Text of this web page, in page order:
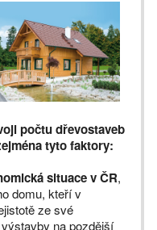
počtu dřevostaveb
tyto faktory:
situace v ČR,
domu, kteří v
ze své
na pozdější